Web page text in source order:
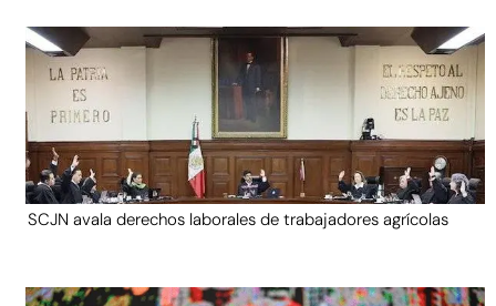
SCJN avala derechos laborales de trabajadores agrícolas